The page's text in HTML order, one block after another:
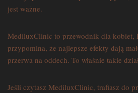
jest ważne.
MediluxClinic to przewodnik dla kobiet,
przypomina, że najlepsze efekty dają
przerwa na oddech. To właśnie takie
Jeśli czytasz MediluxClinic, trafiasz do